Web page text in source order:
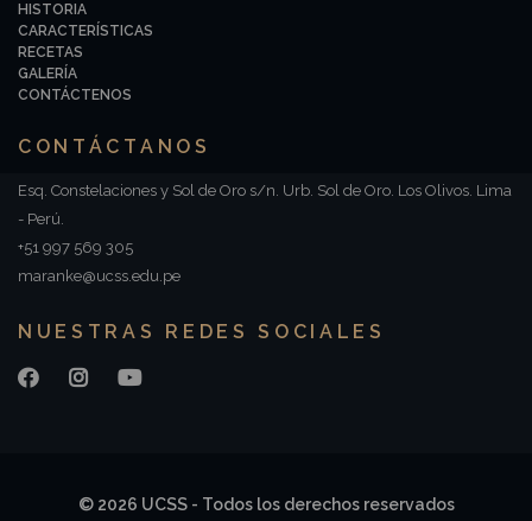
HISTORIA
CARACTERÍSTICAS
RECETAS
GALERÍA
CONTÁCTENOS
CONTÁCTANOS
Esq. Constelaciones y Sol de Oro s/n. Urb. Sol de Oro. Los Olivos. Lima
- Perú.
+51 997 569 305
maranke@ucss.edu.pe
NUESTRAS REDES SOCIALES
© 2026 UCSS - Todos los derechos reservados